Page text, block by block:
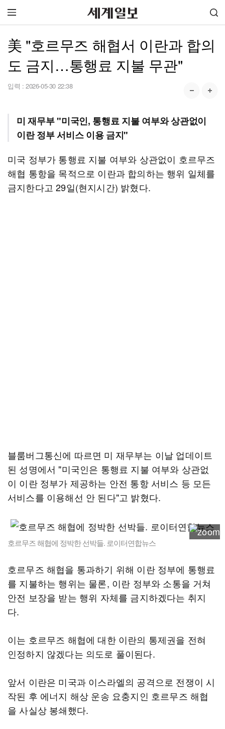
美 "호르무즈 해협서 이란과 합의
도 금지…통행료 지불 무관"
입력 : 2026-05-30 22:38
미 재무부 "미국인, 통행료 지불 여부와 상관없이
이란 정부 서비스 이용 금지"
미국 정부가 통행료 지불 여부와 상관없이 호르무즈
해협 통항을 목적으로 이란과 합의하는 행위 일체를
금지한다고 29일(현지시간) 밝혔다.
블룸버그통신에 따르면 미 재무부는 이날 업데이트
된 성명에서 "미국인은 통행료 지불 여부와 상관없
이 이란 정부가 제공하는 안전 통항 서비스 등 모든
서비스를 이용해선 안 된다"고 밝혔다.
호르무즈 해협에 정박한 선박들. 로이터연합뉴스
호르무즈 해협을 통과하기 위해 이란 정부에 통행료
를 지불하는 행위는 물론, 이란 정부와 소통을 거쳐
안전 보장을 받는 행위 자체를 금지하겠다는 취지
다.
이는 호르무즈 해협에 대한 이란의 통제권을 전혀
인정하지 않겠다는 의도로 풀이된다.
앞서 이란은 미국과 이스라엘의 공격으로 전쟁이 시
작된 후 에너지 해상 운송 요충지인 호르무즈 해협
을 사실상 봉쇄했다.